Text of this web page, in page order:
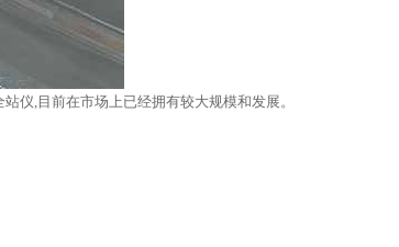
仪,目前在市场上已经拥有较大规模和发展。